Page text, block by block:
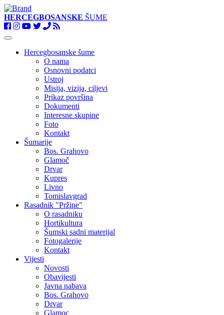
HERCEGBOSANSKE ŠUME
Toggle
navigationHercegbosanske šume
O nama
Osnovni podatci
Ustroj
Misija, vizija, ciljevi
Prikaz površina
Dokumenti
Interesne skupine
Foto
Kontakt
Šumarije
Bos. Grahovo
Glamoč
Drvar
Kupres
Livno
Tomislavgrad
Rasadnik "Pržine"
O rasadniku
Hortikultura
Šumski sadni materijal
Fotogalerije
Kontakt
Vijesti
Novosti
Obavijesti
Javna nabava
Bos. Grahovo
Drvar
Glamoc